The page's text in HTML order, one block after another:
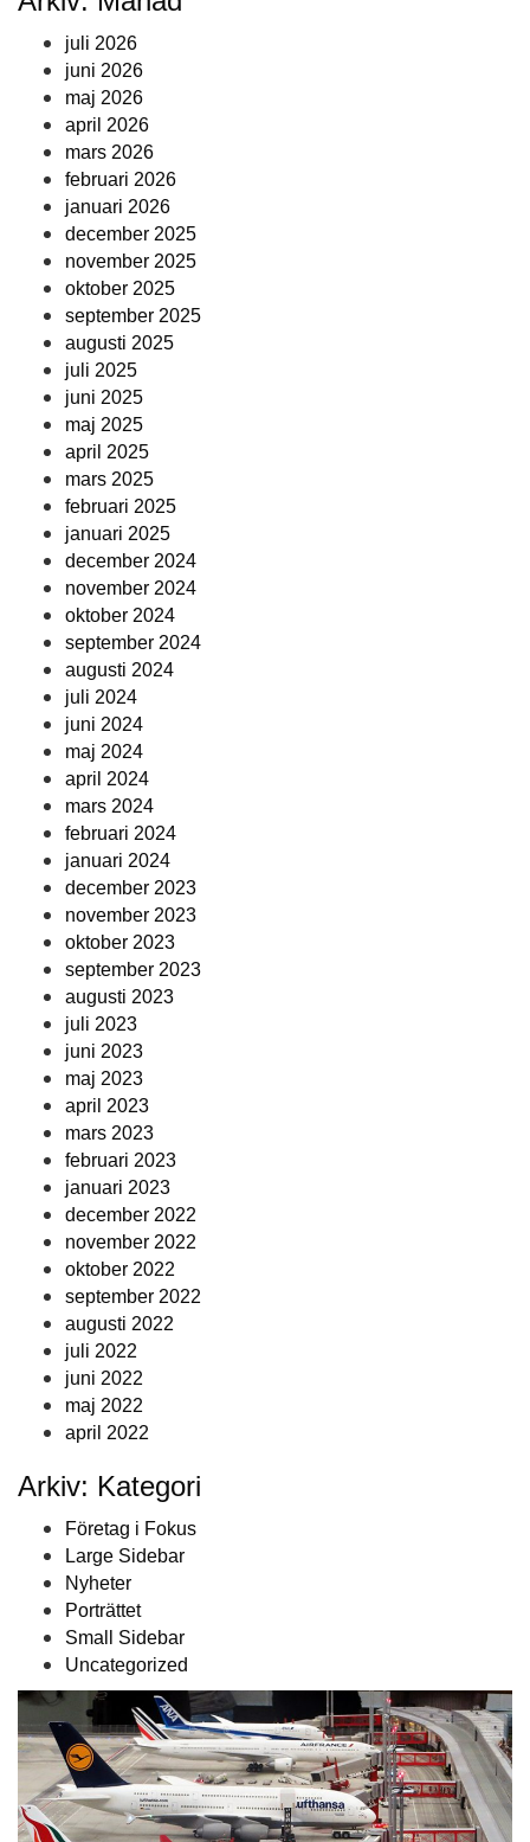
juli 2026
juni 2026
maj 2026
april 2026
mars 2026
februari 2026
januari 2026
december 2025
november 2025
oktober 2025
september 2025
augusti 2025
juli 2025
juni 2025
maj 2025
april 2025
mars 2025
februari 2025
januari 2025
december 2024
november 2024
oktober 2024
september 2024
augusti 2024
juli 2024
juni 2024
maj 2024
april 2024
mars 2024
februari 2024
januari 2024
december 2023
november 2023
oktober 2023
september 2023
augusti 2023
juli 2023
juni 2023
maj 2023
april 2023
mars 2023
februari 2023
januari 2023
december 2022
november 2022
oktober 2022
september 2022
augusti 2022
juli 2022
juni 2022
maj 2022
april 2022
Arkiv: Kategori
Företag i Fokus
Large Sidebar
Nyheter
Porträttet
Small Sidebar
Uncategorized